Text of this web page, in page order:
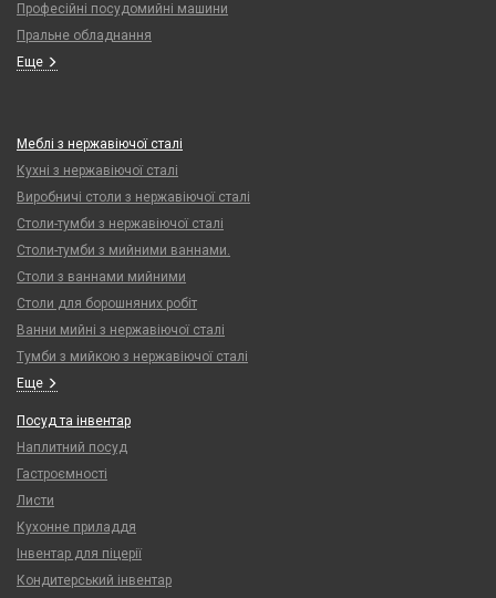
Професійні посудомийні машини
Пральне обладнання
Еще
Меблі з нержавіючої сталі
Кухні з нержавіючої сталі
Виробничі столи з нержавіючої сталі
Столи-тумби з нержавіючої сталі
Столи-тумби з мийними ваннами.
Столи з ваннами мийними
Столи для борошняних робіт
Ванни мийні з нержавіючої сталі
Тумби з мийкою з нержавіючої сталі
Еще
Посуд та інвентар
Наплитний посуд
Гастроємності
Листи
Кухонне приладдя
Інвентар для піцерії
Кондитерський інвентар